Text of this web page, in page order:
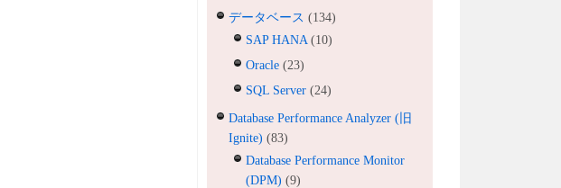
データベース (134)
SAP HANA (10)
Oracle (23)
SQL Server (24)
Database Performance Analyzer (旧
Ignite) (83)
Database Performance Monitor
(DPM) (9)